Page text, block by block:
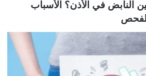
النابض في الأذن؟ الأسباب